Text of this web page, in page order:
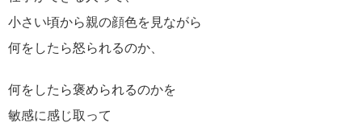
小さい頃から親の顔色を見ながら
何をしたら怒られるのか、
何をしたら褒められるのかを
敏感に感じ取って